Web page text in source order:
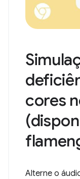
cores
Alterne o